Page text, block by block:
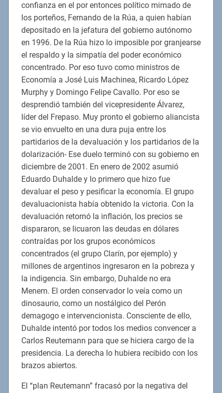
confianza en el por entonces político mimado de
los porteños, Fernando de la Rúa, a quien habían
depositado en la jefatura del gobierno autónomo
en 1996. De la Rúa hizo lo imposible por granjearse
el respaldo y la simpatía del poder económico
concentrado. Por eso tuvo como ministros de
Economía a José Luis Machinea, Ricardo López
Murphy y Domingo Felipe Cavallo. Por eso se
desprendió también del vicepresidente Álvarez,
líder del Frepaso. Muy pronto el gobierno aliancista
se vio envuelto en una dura puja entre los
partidarios de la devaluación y los partidarios de la
dolarización- Ese duelo terminó con su gobierno en
diciembre de 2001. En enero de 2002 asumió
Eduardo Duhalde y lo primero que hizo fue
devaluar el peso y pesificar la economía. El grupo
devaluacionista había obtenido la victoria. Con la
devaluación retornó la inflación, los precios se
dispararon, se licuaron las deudas en dólares
contraídas por los grupos económicos
concentrados (el grupo Clarín, por ejemplo) y
millones de argentinos ingresaron en la pobreza y
la indigencia. Sin embargo, Duhalde no era
Menem. El orden conservador lo veía como un
dinosaurio, como un nostálgico del Perón
demagogo e intervencionista. Consciente de ello,
Duhalde intentó por todos los medios convencer a
Carlos Reutemann para que se hiciera cargo de la
presidencia. La derecha lo hubiera recibido con los
brazos abiertos.
El “plan Reutemann” fracasó por la negativa del